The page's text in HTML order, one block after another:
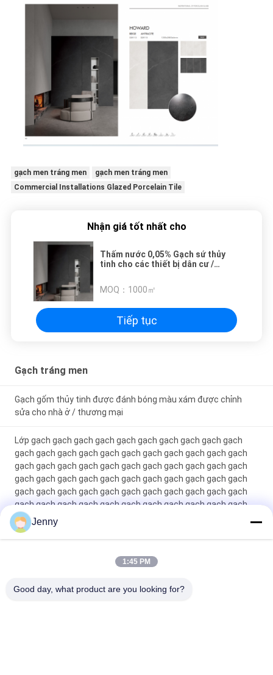
gạch men tráng men
gạch men tráng men
Commercial Installations Glazed Porcelain Tile
Nhận giá tốt nhất cho
Thấm nước 0,05% Gạch sứ thủy
tinh cho các thiết bị dân cư /
MOQ： 1000㎡
Tiếp tục
Gạch tráng men
Gạch gốm thủy tinh được đánh bóng màu xám được chỉnh
sửa cho nhà ở / thương mại
Lớp gạch gạch gạch gạch gạch gạch gạch gạch gạch gạch
gạch gạch gạch gạch gạch gạch gạch gạch gạch gạch gạch
gạch gạch gạch gạch gạch gạch gạch gạch gạch gạch gạch
gạch gạch gạch gạch gạch gạch gạch gạch gạch gạch gạch
gạch gạch gạch gạch gạch gạch gạch gạch gạch gạch gạch
gạch gạch gạch gạch gạch gạch gạch gạch gạch gạch gạch
gạch gạch gạch gạch gạch gạch gạch gạch gạch gạch gạch
gạch gạch gạch gạch gạch gạch gạch gạch gạch gạch gạch
gạch gạch gạch gạch gạch gạch gạch gạch gạch gạch gạch
Finish With 0.05% Water Absorption
Jenny
1:45 PM
Good day, what product are you looking for?